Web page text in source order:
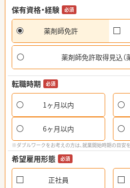
保有資格・経験
必須
薬剤師免許
薬剤師免許取得見込（
転職時期 必須
1ヶ月以内
6ヶ月以内
※ダブルワークをお考えの方は、就業開始時期の目安
希望雇用形態 必須
正社員